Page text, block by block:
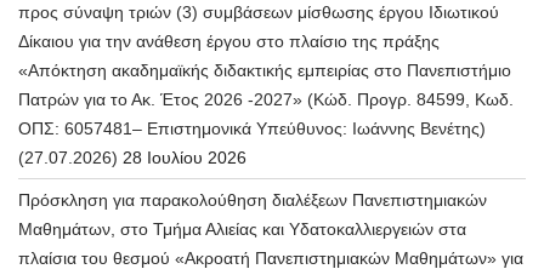
προς σύναψη τριών (3) συμβάσεων μίσθωσης έργου Ιδιωτικού
Δίκαιου για την ανάθεση έργου στο πλαίσιο της πράξης
«Απόκτηση ακαδημαϊκής διδακτικής εμπειρίας στο Πανεπιστήμιο
Πατρών για το Ακ. Έτος 2026 -2027» (Κώδ. Προγρ. 84599, Κωδ.
ΟΠΣ: 6057481– Επιστημονικά Υπεύθυνος: Ιωάννης Βενέτης)
(27.07.2026) 28 Ιουλίου 2026
Πρόσκληση για παρακολούθηση διαλέξεων Πανεπιστημιακών
Μαθημάτων, στο Τμήμα Αλιείας και Υδατοκαλλιεργειών στα
πλαίσια του θεσμού «Ακροατή Πανεπιστημιακών Μαθημάτων» για